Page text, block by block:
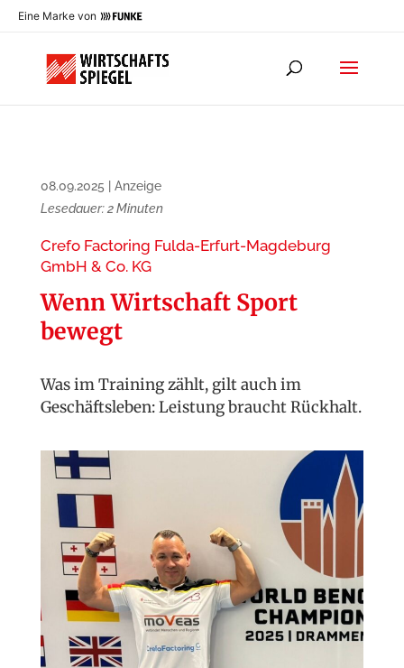
Eine Marke von
08.09.2025
Anzeige
Lesedauer: 2 Minuten
Crefo Factoring Fulda-Erfurt-Magdeburg
GmbH & Co. KG
Wenn Wirtschaft Sport
bewegt
Was im Training zählt, gilt auch im
Geschäftsleben: Leistung braucht Rückhalt.